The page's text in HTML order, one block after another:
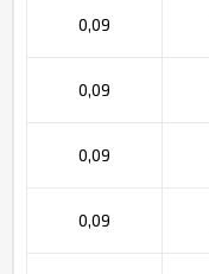
0,09
0,09
0,09
0,09